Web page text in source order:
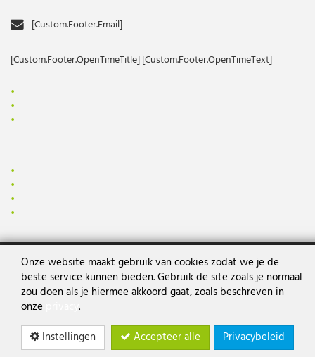
Onze website maakt gebruik van cookies zodat we je de
beste service kunnen bieden. Gebruik de site zoals je normaal
zou doen als je hiermee akkoord gaat, zoals beschreven in
onze
.
Instellingen
Accepteer alle Privacybeleid
[Custom.Footer.Email]
[Custom.Footer.OpenTimeTitle] [Custom.Footer.OpenTimeText]